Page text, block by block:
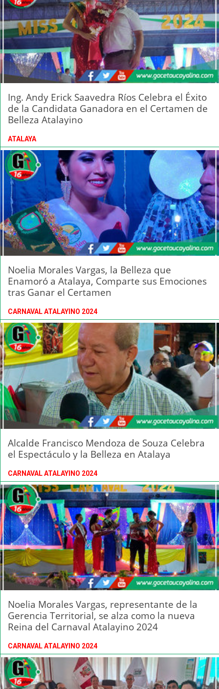
Ing. Andy Erick Saavedra Ríos Celebra el Éxito
de la Candidata Ganadora en el Certamen de
Belleza Atalayino
ATALAYA
Noelia Morales Vargas, la Belleza que
Enamoró a Atalaya, Comparte sus Emociones
tras Ganar el Certamen
CARNAVAL ATALAYINO 2024
Alcalde Francisco Mendoza de Souza Celebra
el Espectáculo y la Belleza en Atalaya
CARNAVAL ATALAYINO 2024
Noelia Morales Vargas, representante de la
Gerencia Territorial, se alza como la nueva
Reina del Carnaval Atalayino 2024
CARNAVAL ATALAYINO 2024